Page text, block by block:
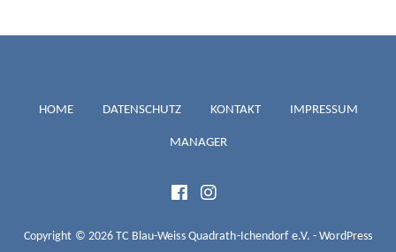
TC BLAU-
WEISS
HOME DATENSCHUTZ KONTAKT IMPRESSUM
MANAGER
Copyright © 2026 TC Blau-Weiss Quadrath-Ichendorf e.V. - WordPress